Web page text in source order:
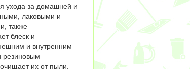
ухода за домашней и
лаковыми и
также
блеск и
и внутренним
резиновым
их от пыли,